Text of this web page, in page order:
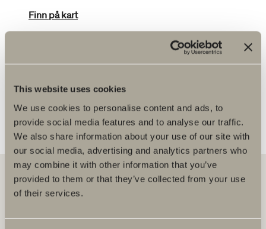
This website uses cookies
We use cookies to personalise content and ads, to
provide social media features and to analyse our traffic.
We also share information about your use of our site with
our social media, advertising and analytics partners who
may combine it with other information that you’ve
provided to them or that they’ve collected from your use
of their services.
Finn på kart